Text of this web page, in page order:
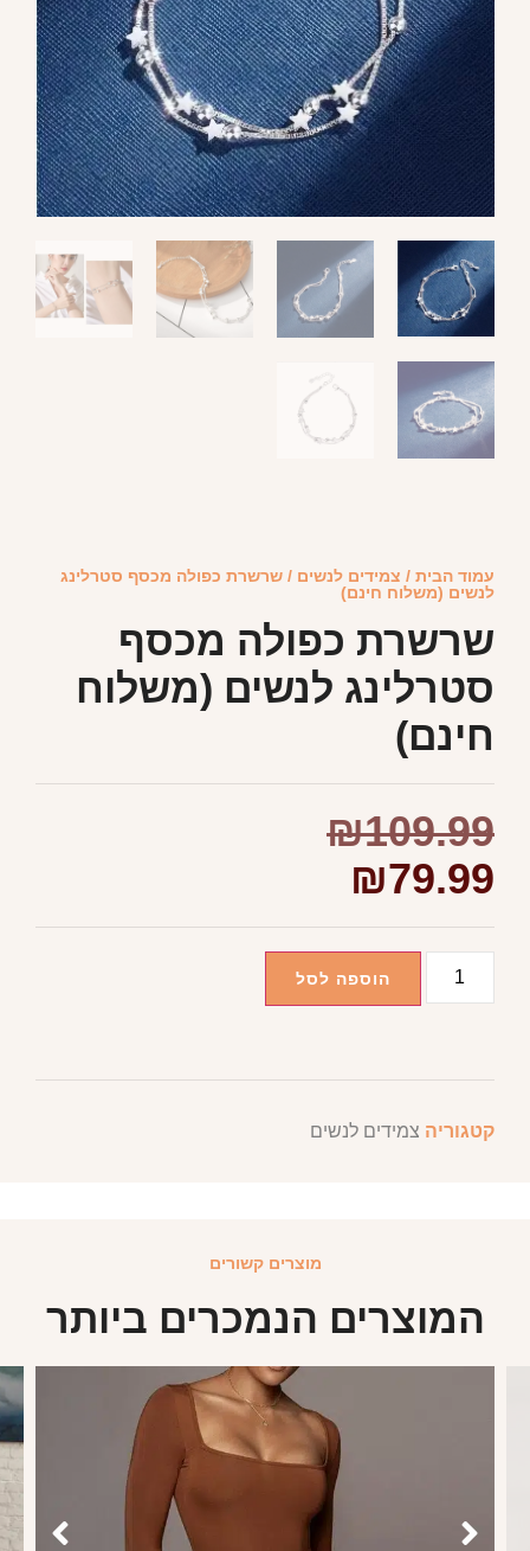
עמוד הבית / צמידים לנשים / שרשרת כפולה מכסף סטרלינג
לנשים (משלוח חינם)
שרשרת כפולה מכסף
סטרלינג לנשים (משלוח
חינם)
₪109.99
₪79.99
הוספה לסל
קטגוריה צמידים לנשים
מוצרים קשורים
המוצרים הנמכרים ביותר